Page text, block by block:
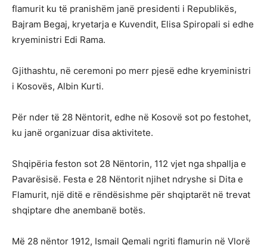
flamurit ku të pranishëm janë presidenti i Republikës,
Bajram Begaj, kryetarja e Kuvendit, Elisa Spiropali si edhe
kryeministri Edi Rama.
Gjithashtu, në ceremoni po merr pjesë edhe kryeministri
i Kosovës, Albin Kurti.
Për nder të 28 Nëntorit, edhe në Kosovë sot po festohet,
ku janë organizuar disa aktivitete.
Shqipëria feston sot 28 Nëntorin, 112 vjet nga shpallja e
Pavarësisë. Festa e 28 Nëntorit njihet ndryshe si Dita e
Flamurit, një ditë e rëndësishme për shqiptarët në trevat
shqiptare dhe anembanë botës.
Më 28 nëntor 1912, Ismail Qemali ngriti flamurin në Vlorë